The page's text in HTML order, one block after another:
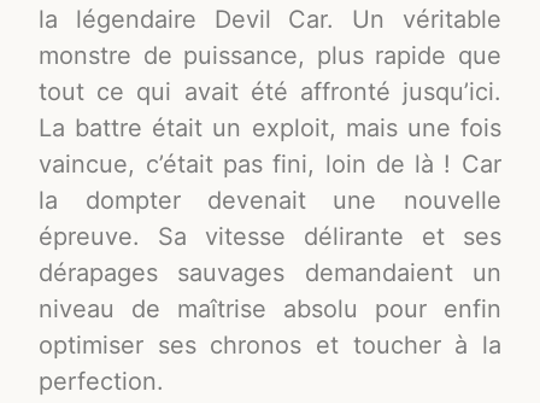
la légendaire Devil Car. Un véritable
monstre de puissance, plus rapide que
tout ce qui avait été affronté jusqu’ici.
La battre était un exploit, mais une fois
vaincue, c’était pas fini, loin de là ! Car
la dompter devenait une nouvelle
épreuve. Sa vitesse délirante et ses
dérapages sauvages demandaient un
niveau de maîtrise absolu pour enfin
optimiser ses chronos et toucher à la
perfection.